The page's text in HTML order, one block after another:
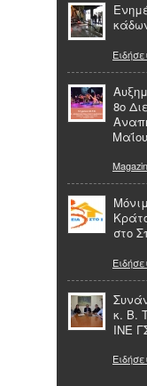
8ο
στο
κ. Β.
ΙΝΕ